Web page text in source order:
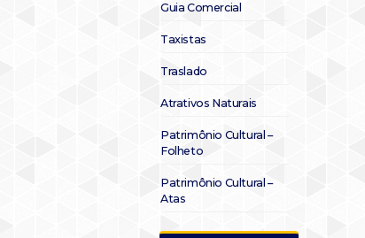
Guia Comercial
Taxistas
Traslado
Atrativos Naturais
Patrimônio Cultural –
Folheto
Patrimônio Cultural –
Atas